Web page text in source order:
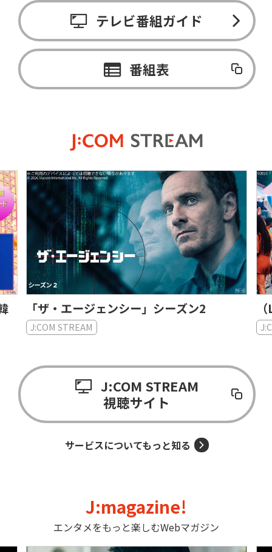
テレビ番組ガイド
番組表
「ザ・エージェンシー」シーズン2
J:COM STREAM
J:COM STREAM
視聴サイト
サービスについてもっと知る
J:magazine!
エンタメをもっと楽しむWebマガジン